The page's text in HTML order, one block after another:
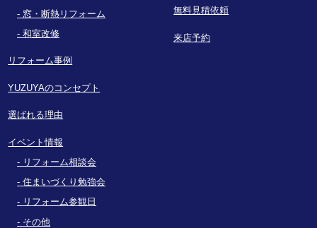
窓・断熱リフォーム
和室改修
リフォーム事例
YUZUYAのコンセプト
選ばれる理由
イベント情報
リフォーム相談会
住まいづくり勉強会
リフォーム参観日
その他
無料見積依頼
来店予約